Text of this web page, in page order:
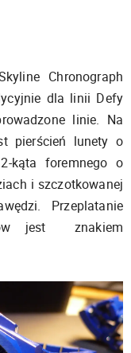
Chronograph
dla linii Defy
linie. Na
pierścień lunety o
kąta foremnego o
i szczotkowanej
Przeplatanie
jest znakiem